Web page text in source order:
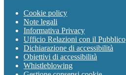
Cookie policy
Note legali
Informativa Privacy
Ufficio Relazioni con il Pubblico
Dichiarazione di accessibilità
Obiettivi di accessibilità
Whistleblowing